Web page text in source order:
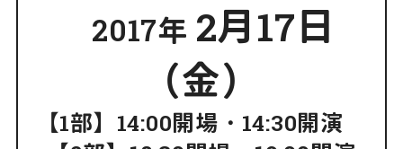
2017年 2月17日
（金）
【1部】14:00開場・14:30開演